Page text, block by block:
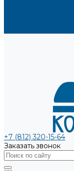
+7 (812) 320-15-64
Заказать звонок